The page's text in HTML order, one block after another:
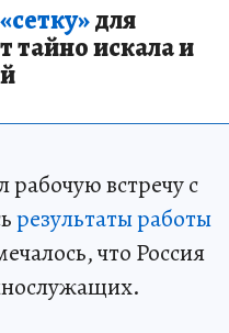
для
тайно искала и
встречу с
результаты работы
что Россия